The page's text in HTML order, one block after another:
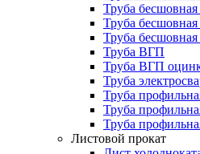
Труба бесшовная
Труба бесшовная
Труба бесшовная
Труба ВГП
Труба ВГП
Труба
Труба
Труба
Труба
Листовой прокат